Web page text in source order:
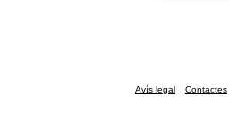
Avís legal Contactes